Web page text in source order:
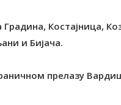
Костајница,
и Бијача.
прелазу